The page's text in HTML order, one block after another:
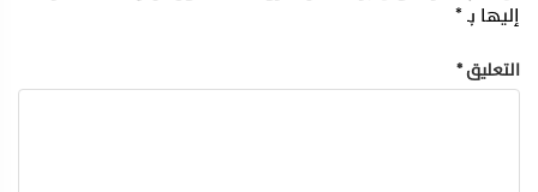
إليها بـ*
التعليق*